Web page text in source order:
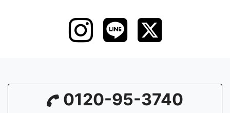
0120-95-3740